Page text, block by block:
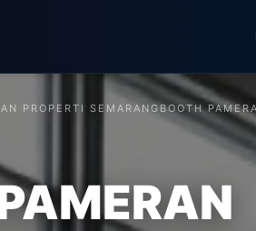
PROPERTI SEMARANGBOOTH